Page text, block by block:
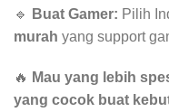
🔹
Buat Gamer: Pilih
murah yang support
🔥 Mau yang lebih
yang cocok buat